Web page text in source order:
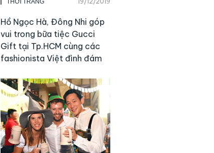
Hồ Ngọc Hà, Đông Nhi góp
vui trong bữa tiệc Gucci
Gift tại Tp.HCM cùng các
fashionista Việt đình đám